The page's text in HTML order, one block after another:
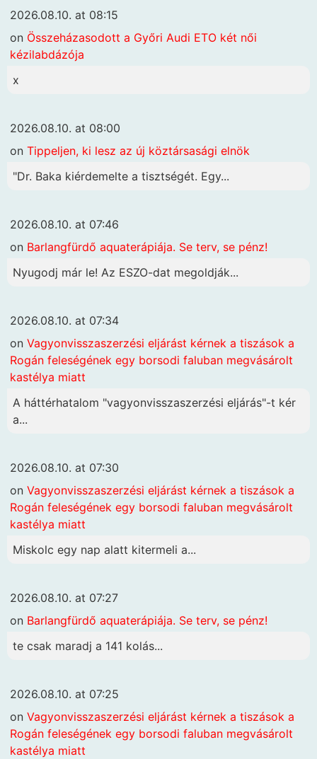
2026.08.10. at 08:15
on Összeházasodott a Győri Audi ETO két női
kézilabdázója
x
2026.08.10. at 08:00
on Tippeljen, ki lesz az új köztársasági elnök
"Dr. Baka kiérdemelte a tisztségét. Egy...
2026.08.10. at 07:46
on Barlangfürdő aquaterápiája. Se terv, se pénz!
Nyugodj már le! Az ESZO-dat megoldják...
2026.08.10. at 07:34
on Vagyonvisszaszerzési eljárást kérnek a tiszások a
Rogán feleségének egy borsodi faluban megvásárolt
kastélya miatt
A háttérhatalom "vagyonvisszaszerzési eljárás"-t kér
a...
2026.08.10. at 07:30
on Vagyonvisszaszerzési eljárást kérnek a tiszások a
Rogán feleségének egy borsodi faluban megvásárolt
kastélya miatt
Miskolc egy nap alatt kitermeli a...
2026.08.10. at 07:27
on Barlangfürdő aquaterápiája. Se terv, se pénz!
te csak maradj a 141 kolás...
2026.08.10. at 07:25
on Vagyonvisszaszerzési eljárást kérnek a tiszások a
Rogán feleségének egy borsodi faluban megvásárolt
kastélya miatt